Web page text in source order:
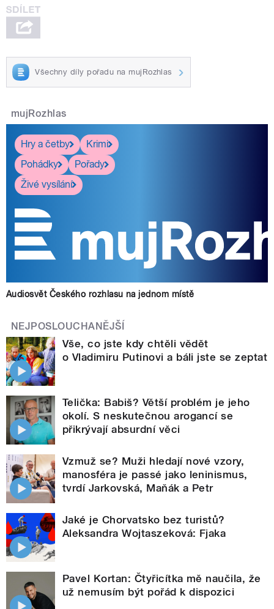
Všechny díly pořadu na mujRozhlas
mujRozhlas
Hry a četby
Krimi
Pohádky
Pořady
Živé vysílání
Audiosvět Českého rozhlasu na jednom místě
NEJPOSLOUCHANĚJŠÍ
Vše, co jste kdy chtěli vědět
o Vladimiru Putinovi a báli jste se zeptat
Telička: Babiš? Větší problém je jeho
okolí. S neskutečnou arogancí se
přikrývají absurdní věci
Vzmuž se? Muži hledají nové vzory,
manosféra je passé jako leninismus,
tvrdí Jarkovská, Maňák a Petr
Jaké je Chorvatsko bez turistů?
Aleksandra Wojtaszeková: Fjaka
Pavel Kortan: Čtyřicítka mě naučila, že
už nemusím být pořád k dispozici